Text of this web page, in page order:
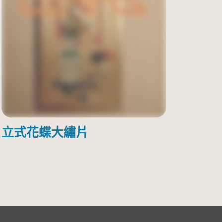
立式花蝶大繡片